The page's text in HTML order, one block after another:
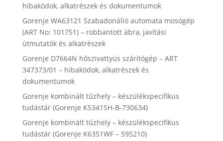
hibakódok, alkatrészek és dokumentumok
Gorenje WA63121 Szabadonálló automata mosógép
(ART No: 101751) – robbantott ábra, javítási
útmutatók és alkatrészek
Gorenje D7664N hőszivattyús szárítógép – ART
347373/01 – hibakódok, alkatrészek és
dokumentumok
Gorenje kombinált tűzhely – készülékspecifikus
tudástár (Gorenje K5341SH-B-730634)
Gorenje kombinált tűzhely – készülékspecifikus
tudástár (Gorenje K6351WF – 595210)